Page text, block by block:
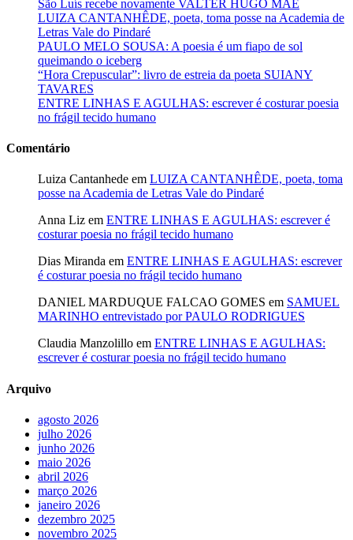
São Luís recebe novamente VALTER HUGO MÃE
LUIZA CANTANHÊDE, poeta, toma posse na Academia de
Letras Vale do Pindaré
PAULO MELO SOUSA: A poesia é um fiapo de sol
queimando o iceberg
“Hora Crepuscular”: livro de estreia da poeta SUIANY
TAVARES
ENTRE LINHAS E AGULHAS: escrever é costurar poesia
no frágil tecido humano
Comentário
Luiza Cantanhede em LUIZA CANTANHÊDE, poeta, toma
posse na Academia de Letras Vale do Pindaré
Anna Liz em ENTRE LINHAS E AGULHAS: escrever é
costurar poesia no frágil tecido humano
Dias Miranda em ENTRE LINHAS E AGULHAS: escrever
é costurar poesia no frágil tecido humano
DANIEL MARDUQUE FALCAO GOMES em SAMUEL
MARINHO entrevistado por PAULO RODRIGUES
Claudia Manzolillo em ENTRE LINHAS E AGULHAS:
escrever é costurar poesia no frágil tecido humano
Arquivo
agosto 2026
julho 2026
junho 2026
maio 2026
abril 2026
março 2026
janeiro 2026
dezembro 2025
novembro 2025